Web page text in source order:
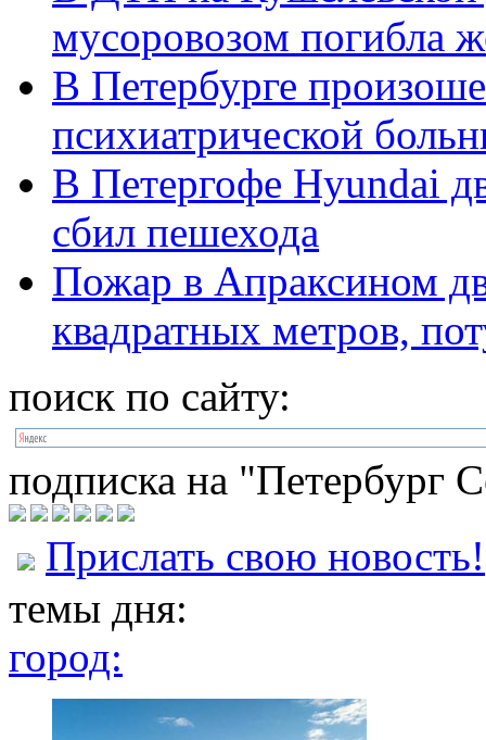
мусоровозом погибла
В Петербурге
психиатрической
В Петергофе Hyundai
сбил пешехода
Пожар в Апраксином
квадратных метров,
поиск по сайту:
подписка на "Петербург
Прислать свою новость!
темы дня:
город: